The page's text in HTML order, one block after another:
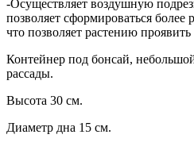
-Осуществляет воздушную
позволяет сформироваться более
что позволяет растению
Контейнер под бонсай,
рассады.
Высота 30 см.
Диаметр дна 15 см.